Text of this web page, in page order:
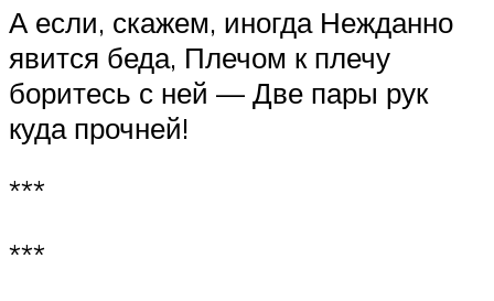
А если, скажем, иногда Нежданно
явится беда, Плечом к плечу
боритесь с ней — Две пары рук
куда прочней!
***
***